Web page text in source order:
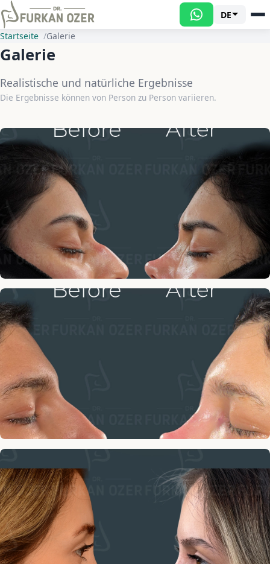
DE
Startseite
Galerie
Galerie
Realistische und natürliche Ergebnisse
Die Ergebnisse können von Person zu Person variieren.